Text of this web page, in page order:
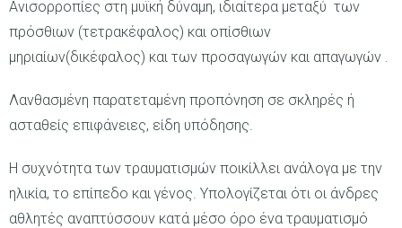
Ανισορροπίες στη μυϊκή δύναμη, ιδιαίτερα μεταξύ των
πρόσθιων (τετρακέφαλος) και οπίσθιων
μηριαίων(δικέφαλος) και των προσαγωγών και απαγωγών .
Λανθασμένη παρατεταμένη προπόνηση σε σκληρές ή
ασταθείς επιφάνειες, είδη υπόδησης.
Η συχνότητα των τραυματισμών ποικίλλει ανάλογα με την
ηλικία, το επίπεδο και γένος. Υπολογίζεται ότι οι άνδρες
αθλητές αναπτύσσουν κατά μέσο όρο ένα τραυματισμό